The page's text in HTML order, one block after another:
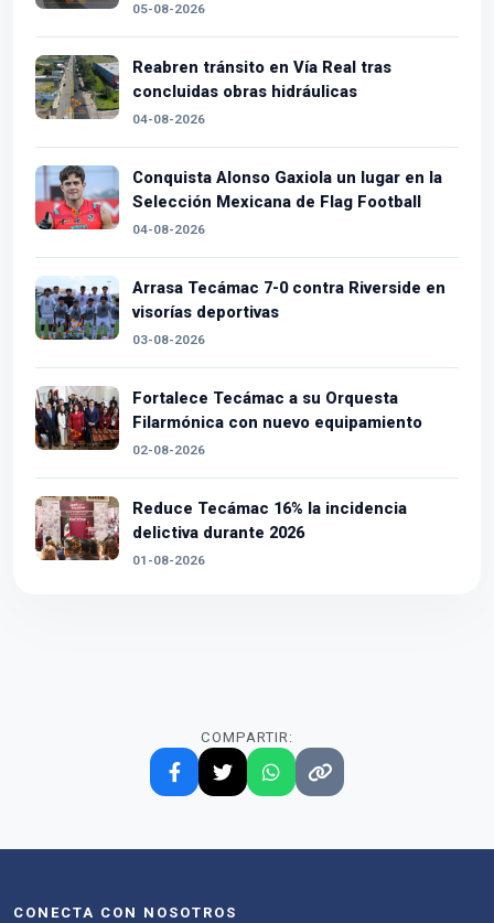
05-08-2026
Reabren tránsito en Vía Real tras
concluidas obras hidráulicas
04-08-2026
Conquista Alonso Gaxiola un lugar en la
Selección Mexicana de Flag Football
04-08-2026
Arrasa Tecámac 7-0 contra Riverside en
visorías deportivas
03-08-2026
Fortalece Tecámac a su Orquesta
Filarmónica con nuevo equipamiento
02-08-2026
Reduce Tecámac 16% la incidencia
delictiva durante 2026
01-08-2026
COMPARTIR:
CONECTA CON NOSOTROS